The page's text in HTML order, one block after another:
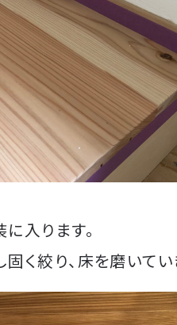
入ります。
く絞り、床を磨いてい